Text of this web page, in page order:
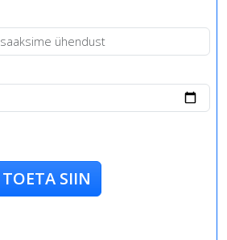
TOETA SIIN